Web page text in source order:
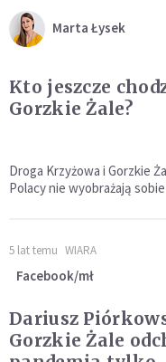
Marta Łysek
Kto jeszcze
Gorzkie Żale?
Droga Krzyżowa i Gorzkie
Polacy nie wyobrażają
5 lat temu WIARA
Facebook/mł
Dariusz
Gorzkie Żale